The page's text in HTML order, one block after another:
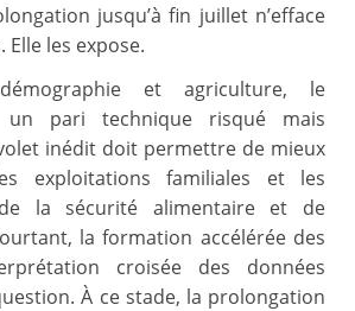
jusqu’à fin juillet n’efface
Elle les expose.
et agriculture, le
un pari technique risqué mais
inédit doit permettre de mieux
exploitations familiales et les
la sécurité alimentaire et de
la formation accélérée des
croisée des données
À ce stade, la prolongation